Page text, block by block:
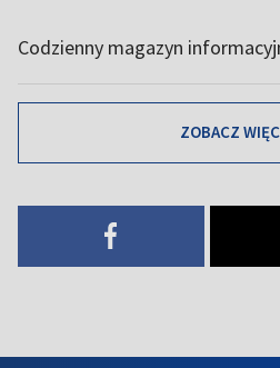
Codzienny magazyn
ZOBACZ